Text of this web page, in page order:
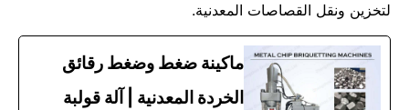
لتخزين ونقل القصاصات المعدنية.
ماكينة ضغط وضغط رقائق
الخردة المعدنية | آلة قولبة